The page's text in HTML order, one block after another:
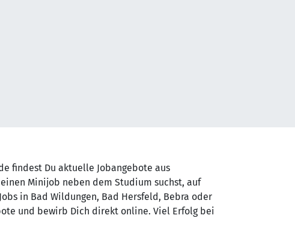
findest Du aktuelle Jobangebote aus
Minijob neben dem Studium suchst, auf
in Bad Wildungen, Bad Hersfeld, Bebra oder
und bewirb Dich direkt online. Viel Erfolg bei